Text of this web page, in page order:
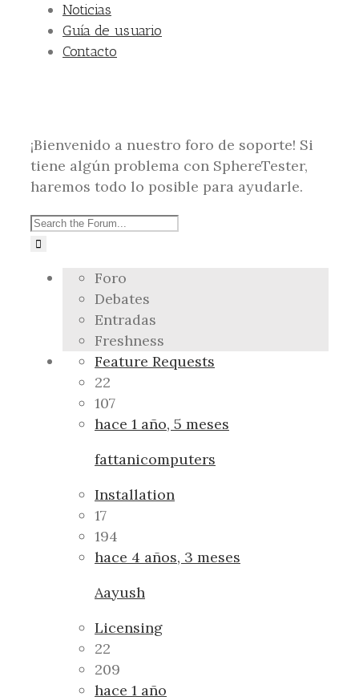
Noticias
Guía de usuario
Contacto
¡Bienvenido a nuestro foro de soporte! Si
tiene algún problema con SphereTester,
haremos todo lo posible para ayudarle.
Buscar:
Foro
Debates
Entradas
Freshness
Feature Requests
22
107
hace 1 año, 5 meses
fattanicomputers
Installation
17
194
hace 4 años, 3 meses
Aayush
Licensing
22
209
hace 1 año